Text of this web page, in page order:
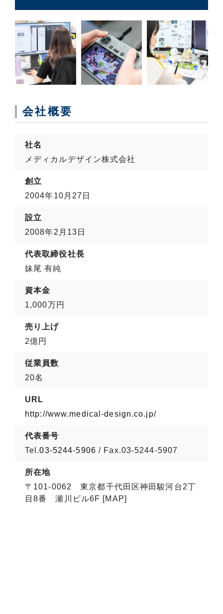
会社概要
社名
メディカルデザイン株式会社
創立
2004年10月27日
設立
2008年2月13日
代表取締役社長
妹尾 有純
資本金
1,000万円
売り上げ
2億円
従業員数
20名
URL
http://www.medical-design.co.jp/
代表番号
Tel.03-5244-5906 / Fax.03-5244-5907
所在地
〒101-0062 東京都千代田区神田駿河台2丁
目8番 瀬川ビル6F [MAP]